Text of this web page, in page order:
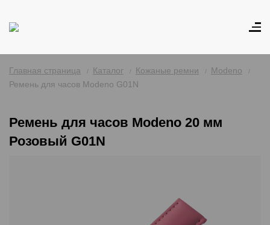
Главная страница Каталог Кожаные ремни
Modeno
Ремень для часов Modeno G01N
Ремень для часов Modeno 20 мм
Розовый G01N